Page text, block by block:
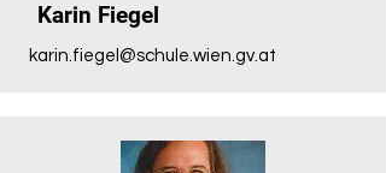
Karin Fiegel
karin.fiegel@schule.wien.gv.at